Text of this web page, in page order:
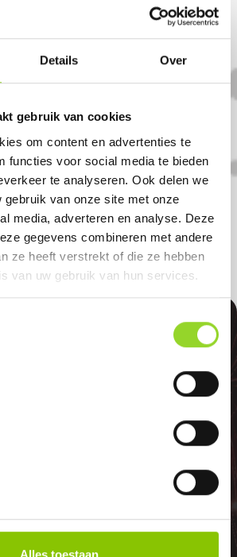
Details Over
gebruik van cookies
om content en advertenties te
functies voor social media te bieden
te analyseren. Ook delen we
gebruik van onze site met onze
media, adverteren en analyse. Deze
gegevens combineren met andere
ze heeft verstrekt of die ze hebben
van uw gebruik van hun services.
Maarn?
Woudenberg in
U bent van harte welkom!
ook welkom als u uit
of Leusden komt.